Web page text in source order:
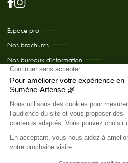
Espace pro
Nos brochures
Nos bureaux d’information
Comment venir chez nous ?
Le projet de Développement du site
prestataires a été cofinancé par le